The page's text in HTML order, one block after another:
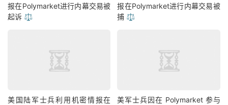
报在Polymarket进行内幕交易被
起诉 ⚖️
报在Polymarket进行内幕交易被
捕 ⚖️
美国陆军士兵利用机密情报在
美军士兵因在 Polymarket 参与